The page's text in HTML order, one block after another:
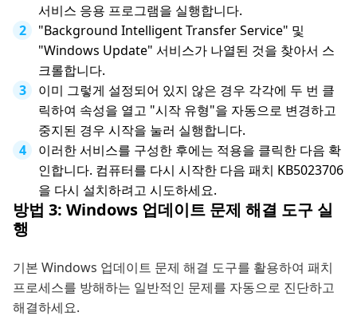
서비스 응용 프로그램을 실행합니다.
"Background Intelligent Transfer Service" 및
"Windows Update" 서비스가 나열된 것을 찾아서 스
크롤합니다.
이미 그렇게 설정되어 있지 않은 경우 각각에 두 번 클
릭하여 속성을 열고 "시작 유형"을 자동으로 변경하고
중지된 경우 시작을 눌러 실행합니다.
이러한 서비스를 구성한 후에는 적용을 클릭한 다음 확
인합니다. 컴퓨터를 다시 시작한 다음 패치 KB5023706
을 다시 설치하려고 시도하세요.
방법 3: Windows 업데이트 문제 해결 도구 실
행
기본 Windows 업데이트 문제 해결 도구를 활용하여 패치
프로세스를 방해하는 일반적인 문제를 자동으로 진단하고
해결하세요.